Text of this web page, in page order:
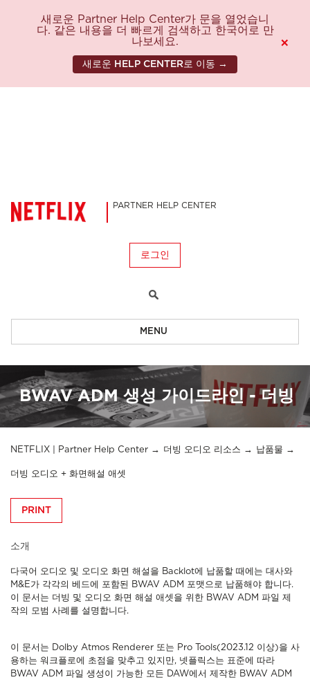
새로운 Partner Help Center가 문을 열었습니
다. 같은 내용을 더 빠르게 검색하고 한국어로 만
나보세요.
새로운 HELP CENTER로 이동 →
×
PARTNER HELP CENTER
로그인
MENU
BWAV ADM 생성 가이드라인 - 더빙
NETFLIX | Partner Help Center 더빙 오디오 리소스 납품물
더빙 오디오 + 화면해설 애셋
PRINT
소개
다국어 오디오 및 오디오 화면 해설을 Backlot에 납품할 때에는 대사와
M&E가 각각의 베드에 포함된 BWAV ADM 포맷으로 납품해야 합니다.
이 문서는 더빙 및 오디오 화면 해설 애셋을 위한 BWAV ADM 파일 제
작의 모범 사례를 설명합니다.
이 문서는 Dolby Atmos Renderer 또는 Pro Tools(2023.12 이상)을 사
용하는 워크플로에 초점을 맞추고 있지만, 넷플릭스는 표준에 따라
BWAV ADM 파일 생성이 가능한 모든 DAW에서 제작한 BWAV ADM